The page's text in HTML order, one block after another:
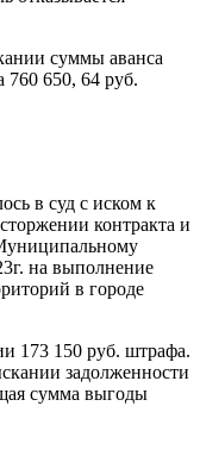
суммы аванса
760 650, 64 руб.
в суд с иском к
контракта и
на выполнение
в городе
173 150 руб. штрафа.
задолженности
сумма выгоды